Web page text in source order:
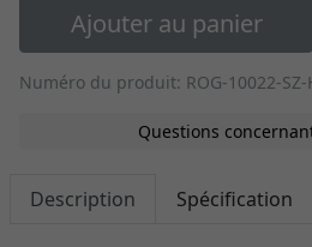
Ajouter au panier
Numéro du produit: ROG-10022-SZ-
Questions
Description Spécification